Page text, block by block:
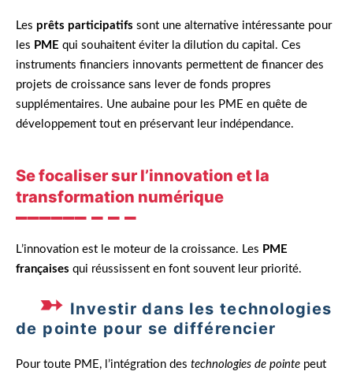
Les prêts participatifs sont une alternative intéressante pour
les PME qui souhaitent éviter la dilution du capital. Ces
instruments financiers innovants permettent de financer des
projets de croissance sans lever de fonds propres
supplémentaires. Une aubaine pour les PME en quête de
développement tout en préservant leur indépendance.
Se focaliser sur l’innovation et la
transformation numérique
L’innovation est le moteur de la croissance. Les PME
françaises qui réussissent en font souvent leur priorité.
Investir dans les technologies
de pointe pour se différencier
Pour toute PME, l’intégration des technologies de pointe peut